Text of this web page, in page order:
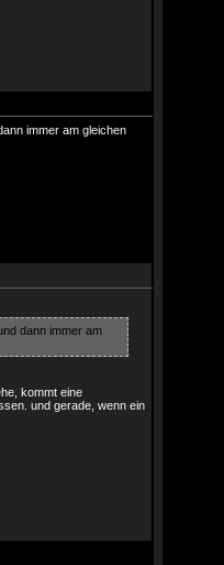
immer am gleichen
dann immer am
kommt eine
und gerade, wenn ein